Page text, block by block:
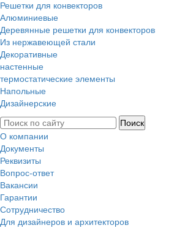
Решетки для конвекторов
Алюминиевые
Деревянные решетки для конвекторов
Из нержавеющей стали
Декоративные
настенные
термостатические элементы
Напольные
Дизайнерские
О компании
Документы
Реквизиты
Вопрос-ответ
Вакансии
Гарантии
Сотрудничество
Для дизайнеров и архитекторов